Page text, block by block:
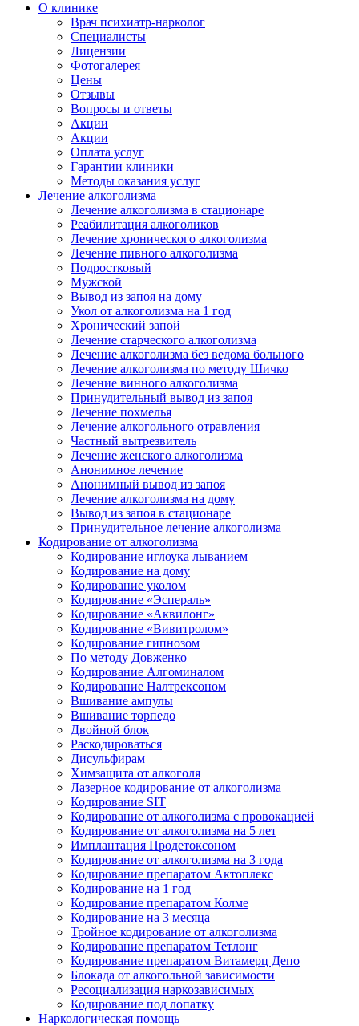
О клинике
Врач психиатр-нарколог
Специалисты
Лицензии
Фотогалерея
Цены
Отзывы
Вопросы и ответы
Акции
Акции
Оплата услуг
Гарантии клиники
Методы оказания услуг
Лечение алкоголизма
Лечение алкоголизма в стационаре
Реабилитация алкоголиков
Лечение хронического алкоголизма
Лечение пивного алкоголизма
Подростковый
Мужской
Вывод из запоя на дому
Укол от алкоголизма на 1 год
Хронический запой
Лечение старческого алкоголизма
Лечение алкоголизма без ведома больного
Лечение алкоголизма по методу Шичко
Лечение винного алкоголизма
Принудительный вывод из запоя
Лечение похмелья
Лечение алкогольного отравления
Частный вытрезвитель
Лечение женского алкоголизма
Анонимное лечение
Анонимный вывод из запоя
Лечение алкоголизма на дому
Вывод из запоя в стационаре
Принудительное лечение алкоголизма
Кодирование от алкоголизма
Кодирование иглоука лыванием
Кодирование на дому
Кодирование уколом
Кодирование «Эспераль»
Кодирование «Аквилонг»
Кодирование «Вивитролом»
Кодирование гипнозом
По методу Довженко
Кодирование Алгоминалом
Кодирование Налтрексоном
Вшивание ампулы
Вшивание торпедо
Двойной блок
Раскодироваться
Дисульфирам
Химзащита от алкоголя
Лазерное кодирование от алкоголизма
Кодирование SIT
Кодирование от алкоголизма с провокацией
Кодирование от алкоголизма на 5 лет
Имплантация Продетоксоном
Кодирование от алкоголизма на 3 года
Кодирование препаратом Актоплекс
Кодирование на 1 год
Кодирование препаратом Колме
Кодирование на 3 месяца
Тройное кодирование от алкоголизма
Кодирование препаратом Тетлонг
Кодирование препаратом Витамерц Депо
Блокада от алкогольной зависимости
Ресоциализация наркозависимых
Кодирование под лопатку
Наркологическая помощь